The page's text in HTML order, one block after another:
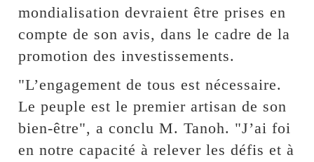
mondialisation devraient être prises en
compte de son avis, dans le cadre de la
promotion des investissements.
"L’engagement de tous est nécessaire.
Le peuple est le premier artisan de son
bien-être", a conclu M. Tanoh. "J’ai foi
en notre capacité à relever les défis et à